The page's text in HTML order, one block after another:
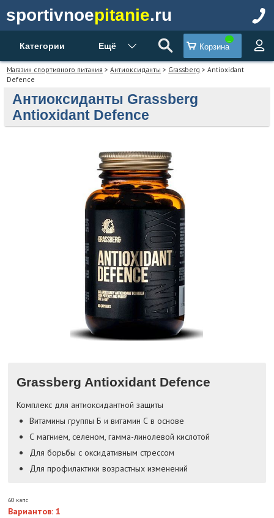
sportivnoepitanie.ru
Категории Ещё Корзина
Магазин спортивного питания >Антиоксиданты > Grassberg > Antioxidant
Defence
Антиоксиданты Grassberg
Antioxidant Defence
Grassberg Antioxidant Defence
Комплекс для антиоксидантной защиты
Витамины группы Б и витамин С в основе
С магнием, селеном, гамма-линолевой кислотой
Для борьбы с оксидативным стрессом
Для профилактики возрастных изменений
60 капс
Вариантов: 1